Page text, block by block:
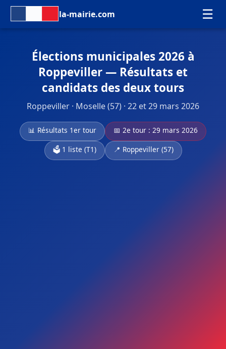
la-mairie.com ☰
Élections municipales 2026 à
Roppeviller — Résultats et
candidats des deux tours
Roppeviller · Moselle (57) · 22 et 29 mars 2026
📊 Résultats 1er tour
📅 2e tour : 29 mars 2026
🗳️ 1 liste (T1)
📍 Roppeviller (57)